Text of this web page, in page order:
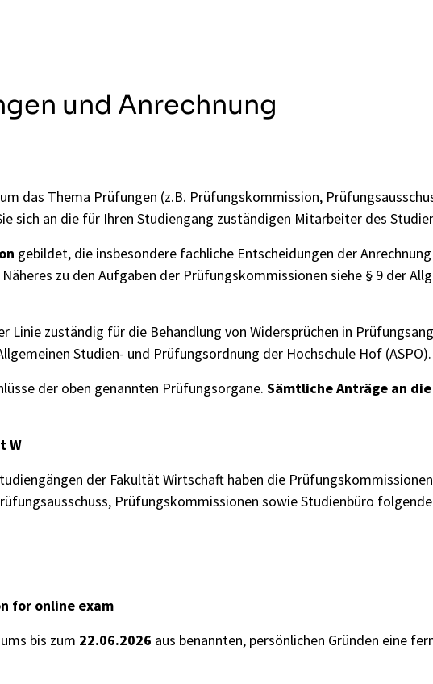
und Anrechnung
das Thema Prüfungen (z.B. Prüfungskommission,
sich an die für Ihren Studiengang zuständigen Mitarbeiter des
gebildet, die insbesondere fachliche Entscheidungen der
zu den Aufgaben der Prüfungskommissionen siehe § 9 der
Linie zuständig für die Behandlung von Widersprüchen in
Studien- und Prüfungsordnung der Hochschule Hof (ASPO).
der oben genannten Prüfungsorgane. Sämtliche Anträge an
W
der Fakultät Wirtschaft haben die
Prüfungskommissionen sowie Studienbüro
for online exam
bis zum 22.06.2026 aus benannten, persönlichen Gründen eine